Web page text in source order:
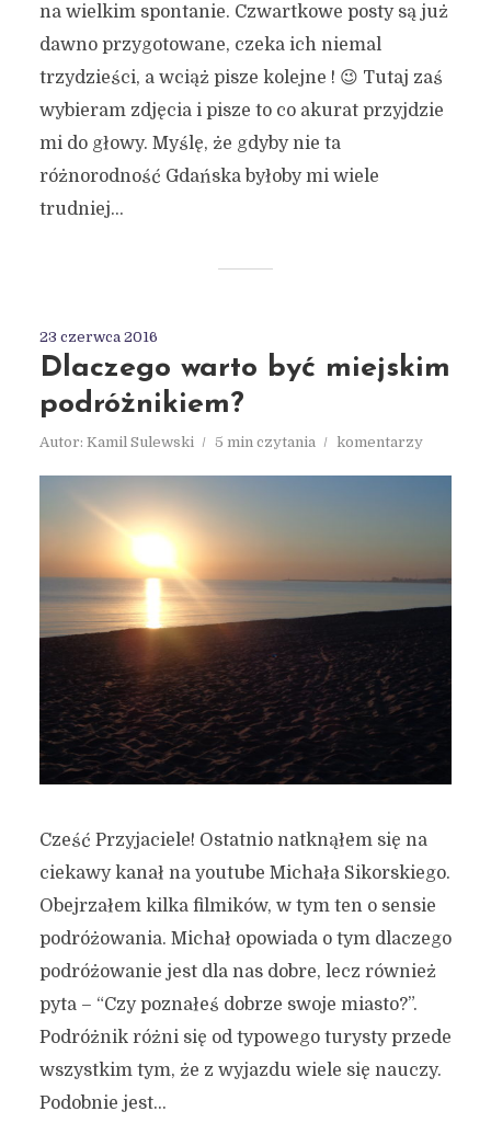
na wielkim spontanie. Czwartkowe posty są już
dawno przygotowane, czeka ich niemal
trzydzieści, a wciąż pisze kolejne ! 😉 Tutaj zaś
wybieram zdjęcia i pisze to co akurat przyjdzie
mi do głowy. Myślę, że gdyby nie ta
różnorodność Gdańska byłoby mi wiele
trudniej...
23 czerwca 2016
Dlaczego warto być miejskim
podróżnikiem?
Autor: Kamil Sulewski 5 min czytania komentarzy
Cześć Przyjaciele! Ostatnio natknąłem się na
ciekawy kanał na youtube Michała Sikorskiego.
Obejrzałem kilka filmików, w tym ten o sensie
podróżowania. Michał opowiada o tym dlaczego
podróżowanie jest dla nas dobre, lecz również
pyta – “Czy poznałeś dobrze swoje miasto?”.
Podróżnik różni się od typowego turysty przede
wszystkim tym, że z wyjazdu wiele się nauczy.
Podobnie jest...